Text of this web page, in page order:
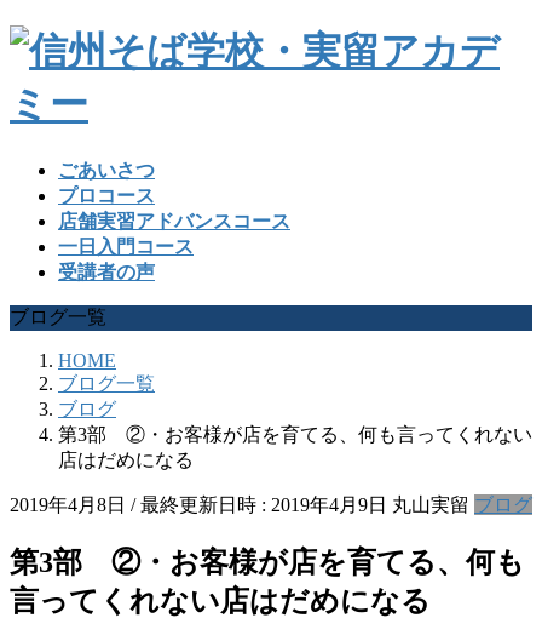
ごあいさつ
プロコース
店舗実習アドバンスコース
一日入門コース
受講者の声
ブログ一覧
HOME
ブログ一覧
ブログ
第3部 ②・お客様が店を育てる、何も言ってくれない
店はだめになる
2019年4月8日 / 最終更新日時 : 2019年4月9日 丸山実留 ブログ
第3部 ②・お客様が店を育てる、何も
言ってくれない店はだめになる